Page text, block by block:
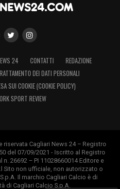
24 CONTATTI
REDAZIONE
DEI DATI PERSONALI
SUI COOKIE (COOKIE POLICY)
SPORT REVIEW
Cagliari News 24 – Registro
del 07/09/2021 - Iscritto al Registro
26692 – PI 11028660014 Editore e
Sito non ufficiale, non autorizzato o
Il marchio Cagliari Calcio è di
di Cagliari Calcio S.p.A.